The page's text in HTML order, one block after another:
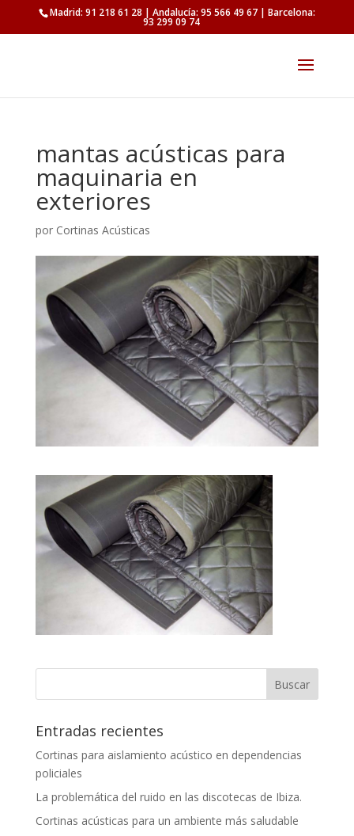
Madrid: 91 218 61 28 | Andalucía: 95 566 49 67 | Barcelona:
93 299 09 74
mantas acústicas para
maquinaria en
exteriores
por Cortinas Acústicas
Entradas recientes
Cortinas para aislamiento acústico en dependencias
policiales
La problemática del ruido en las discotecas de Ibiza.
Cortinas acústicas para un ambiente más saludable